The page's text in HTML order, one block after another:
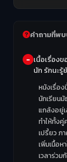
คำถามที่พ
เนื้อเรื่อง
นัก รักนะรู้
หนังเรื่อ
นักเรียน
แกล้งอยู่
ทำให้ทั้ง
เปรี้ยว ภ
เพิ่มเนื้อ
เวลาร่วม